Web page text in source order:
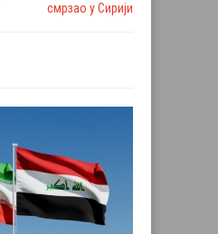
смрзао у Сирији